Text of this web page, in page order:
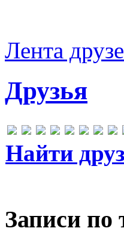
Лента
Друзья
Найти
Записи по